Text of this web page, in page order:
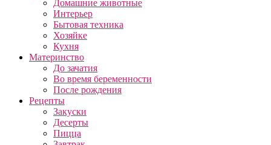
Домашние животные
Интерьер
Бытовая техника
Хозяйке
Кухня
Материнство
До зачатия
Во время беременности
После рождения
Рецепты
Закуски
Десерты
Пицца